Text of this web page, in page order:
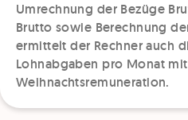
Umrechnung der Bezüge
Brutto sowie Berechnung
ermittelt der Rechner auch
Lohnabgaben pro Monat
Weihnachtsremuneration.